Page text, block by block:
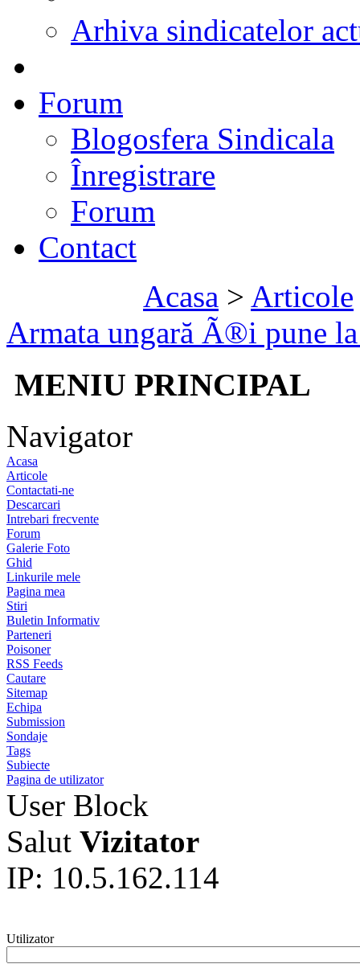
Arhiva sindicatelor
Forum
Blogosfera Sindicala
Înregistrare
Forum
Contact
Acasa > Articole
Armata ungară Ã®i pune
MENIU PRINCIPAL
Navigator
Acasa
Articole
Contactati-ne
Descarcari
Intrebari frecvente
Forum
Galerie Foto
Ghid
Linkurile mele
Pagina mea
Stiri
Buletin Informativ
Parteneri
Poisoner
RSS Feeds
Cautare
Sitemap
Echipa
Submission
Sondaje
Tags
Subiecte
Pagina de utilizator
User Block
Salut Vizitator
IP: 10.5.162.114
Utilizator